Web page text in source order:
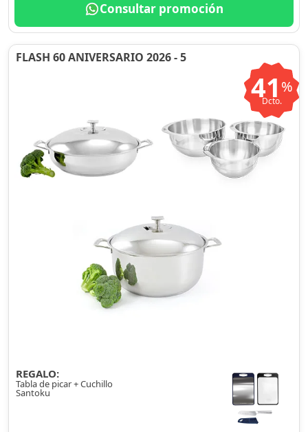
Consultar promoción
FLASH 60 ANIVERSARIO 2026 - 5
41 %
Dcto.
REGALO:
Tabla de picar + Cuchillo
Santoku